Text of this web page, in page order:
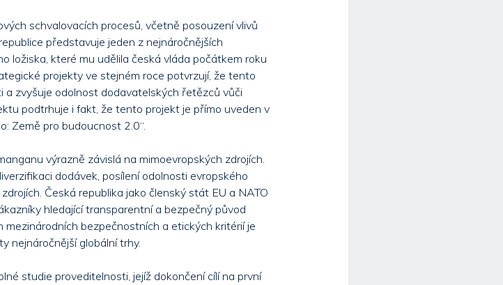
schvalovacích procesů, včetně posouzení vlivů
představuje jeden z nejnáročnějších
ložiska, které mu udělila česká vláda počátkem roku
projekty ve stejném roce potvrzují, že tento
a zvyšuje odolnost dodavatelských řetězců vůči
podtrhuje i fakt, že tento projekt je přímo uveden v
Země pro budoucnost 2.0“.
výrazně závislá na mimoevropských zdrojích.
dodávek, posílení odolnosti evropského
Česká republika jako členský stát EU a NATO
hledající transparentní a bezpečný původ
bezpečnostních a etických kritérií je
nejnáročnější globální trhy.
studie proveditelnosti, jejíž dokončení cílí na první